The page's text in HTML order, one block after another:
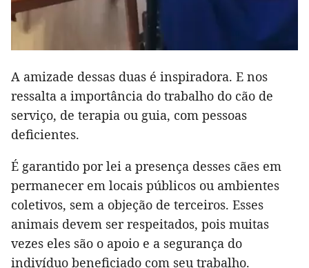
A amizade dessas duas é inspiradora. E nos
ressalta a importância do trabalho do cão de
serviço, de terapia ou guia, com pessoas
deficientes.
É garantido por lei a presença desses cães em
permanecer em locais públicos ou ambientes
coletivos, sem a objeção de terceiros. Esses
animais devem ser respeitados, pois muitas
vezes eles são o apoio e a segurança do
indivíduo beneficiado com seu trabalho.